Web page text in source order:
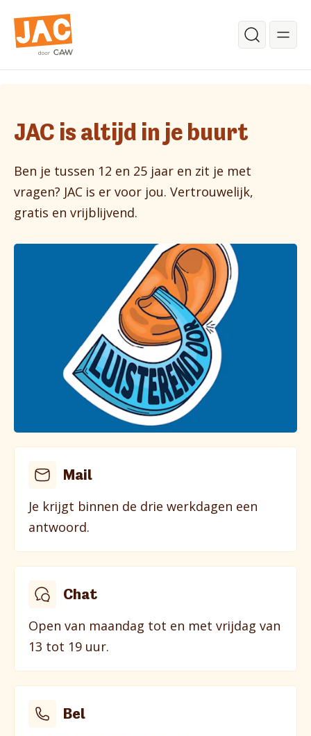
Zoeken
JAC is altijd in je buurt
Ben je tussen 12 en 25 jaar en zit je met
vragen? JAC is er voor jou. Vertrouwelijk,
gratis en vrijblijvend.
Mail
Je krijgt binnen de drie werkdagen een
antwoord.
Chat
Open van maandag tot en met vrijdag van
13 tot 19 uur.
Bel